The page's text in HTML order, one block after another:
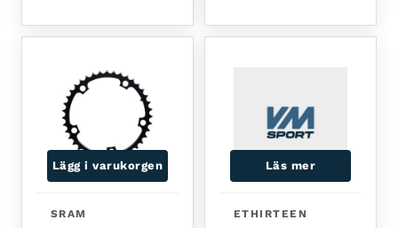
Lägg i varukorgen
SRAM
Läs mer
ETHIRTEEN